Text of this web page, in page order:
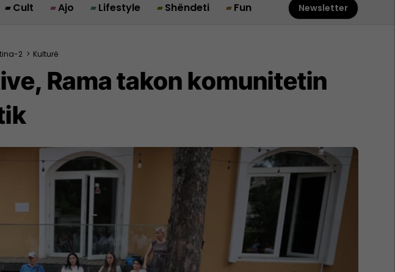
Cult Ajo Lifestyle Shëndeti Fun Newsletter
2 > Kulturë
Rama takon komunitetin